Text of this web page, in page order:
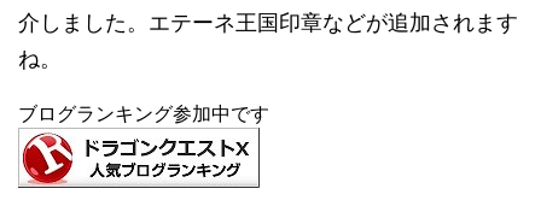
介しました。エテーネ王国印章などが追加されます
ね。
ブログランキング参加中です